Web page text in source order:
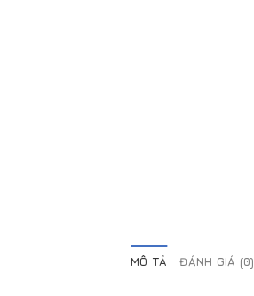
MÔ TẢ ĐÁNH GIÁ (0)